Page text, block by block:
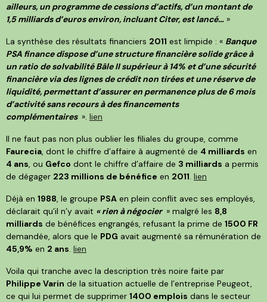
ailleurs, un programme de cessions d’actifs, d’un montant de
1,5 milliards d’euros environ, incluant Citer, est lancé… »
La synthèse des résultats financiers 2011 est limpide : « Banque
PSA finance dispose d’une structure financière solide grâce à
un ratio de solvabilité Bâle II supérieur à 14% et d’une sécurité
financière via des lignes de crédit non tirées et une réserve de
liquidité, permettant d’assurer en permanence plus de 6 mois
d’activité sans recours à des financements
complémentaires ». lien
Il ne faut pas non plus oublier les filiales du groupe, comme
Faurecia , dont le chiffre d’affaire à augmenté de 4 milliards en
4 ans , ou Gefco dont le chiffre d’affaire de 3 milliards a permis
de dégager 223 millions de bénéfice en 2011 lien
Déjà en 1988 , le groupe PSA en plein conflit avec ses employés,
déclarait qu’il n’y avait « rien à négocier » malgré les 8,8
milliards de bénéfices engrangés, refusant la prime de 1500 FR
demandée, alors que le PDG avait augmenté sa rémunération de
45,9% en 2 ans lien
Voila qui tranche avec la description très noire faite par
Philippe Varin de la situation actuelle de l’entreprise Peugeot,
ce qui lui permet de supprimer 1400 emplois dans le secteur